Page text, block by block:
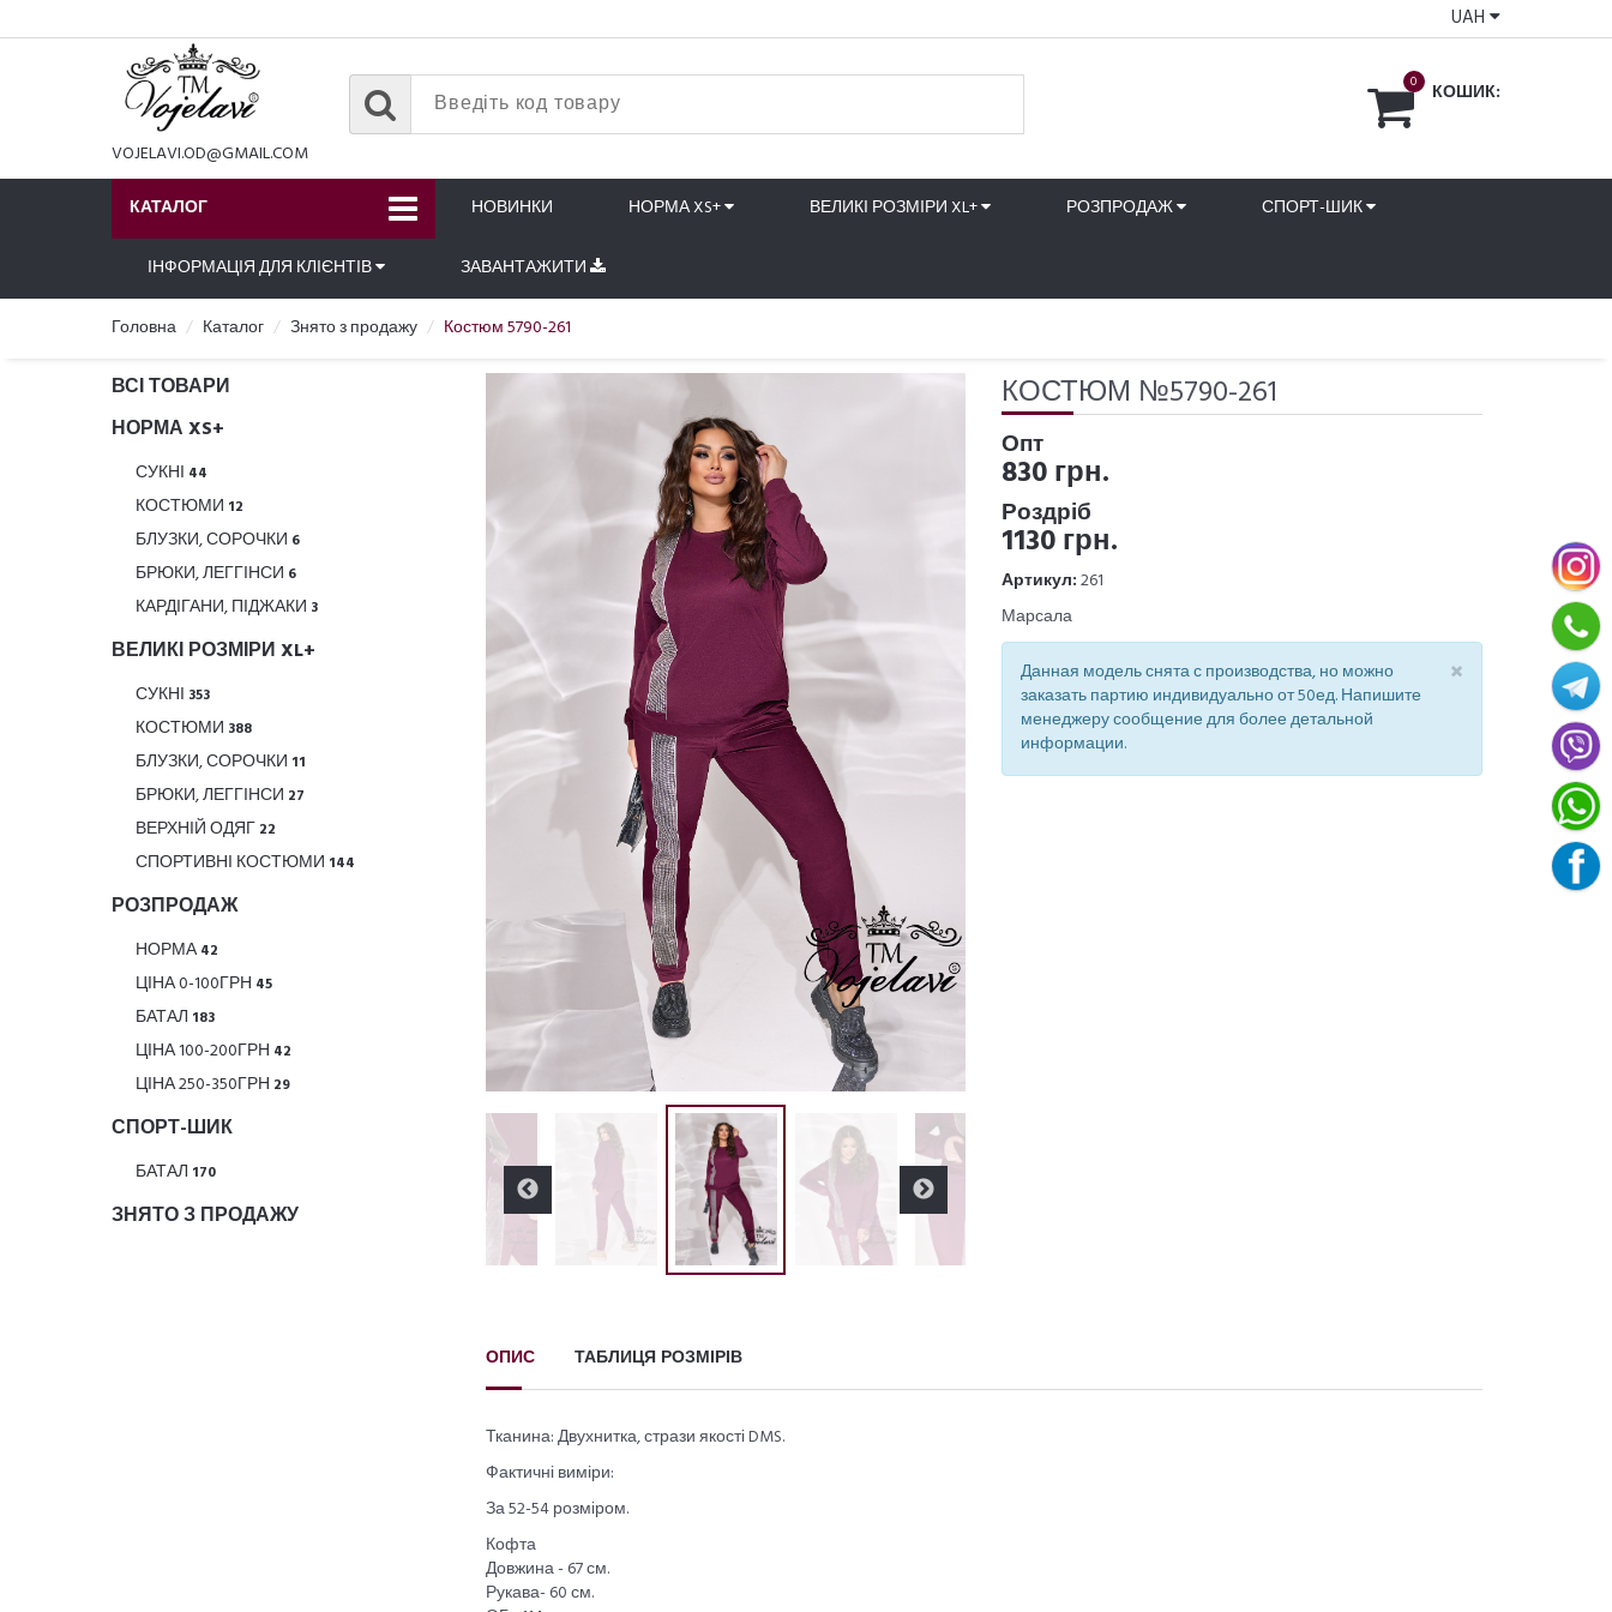
UAH
VOJELAVI.OD@GMAIL.COM
0 КОШИК:
КАТАЛОГ НОВИНКИ НОРМА XS+ ВЕЛИКІ РОЗМІРИ XL+ РОЗПРОДАЖ СПОРТ-ШИК
ІНФОРМАЦІЯ ДЛЯ КЛІЄНТІВ ЗАВАНТАЖИТИ
Головна Каталог Знято з продажу Костюм 5790-261
ВСІ ТОВАРИ
НОРМА XS+
СУКНІ 44
КОСТЮМИ 12
БЛУЗКИ, СОРОЧКИ 6
БРЮКИ, ЛЕГГІНСИ 6
КАРДІГАНИ, ПІДЖАКИ 3
ВЕЛИКІ РОЗМІРИ XL+
СУКНІ 353
КОСТЮМИ 388
БЛУЗКИ, СОРОЧКИ 11
БРЮКИ, ЛЕГГІНСИ 27
ВЕРХНІЙ ОДЯГ 22
СПОРТИВНІ КОСТЮМИ 144
РОЗПРОДАЖ
НОРМА42
ЦІНА 0-100ГРН 45
БАТАЛ 183
ЦІНА 100-200ГРН 42
ЦІНА 250-350ГРН 29
СПОРТ-ШИК
БАТАЛ 170
ЗНЯТО З ПРОДАЖУ
КОСТЮМ №5790-261
Опт
830 грн.
Роздріб
1130 грн.
Артикул:261
Марсала
×
Данная модель снята с производства, но можно
заказать партию индивидуально от 50ед. Напишите
менеджеру сообщение для более детальной
информации.
ОПИС ТАБЛИЦЯ РОЗМІРІВ
Тканина: Двухнитка, стрази якості DMS.
Фактичні виміри:
За 52-54 розміром.
Кофта
Довжина - 67 см.
Рукава- 60 см.